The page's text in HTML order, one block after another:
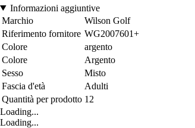
Informazioni aggiuntive
Marchio
Wilson Golf
Riferimento fornitore WG2007601+
Colore
argento
Colore
Argento
Sesso
Misto
Fascia d'età
Adulti
Quantità per prodotto 12
Loading...
Loading...